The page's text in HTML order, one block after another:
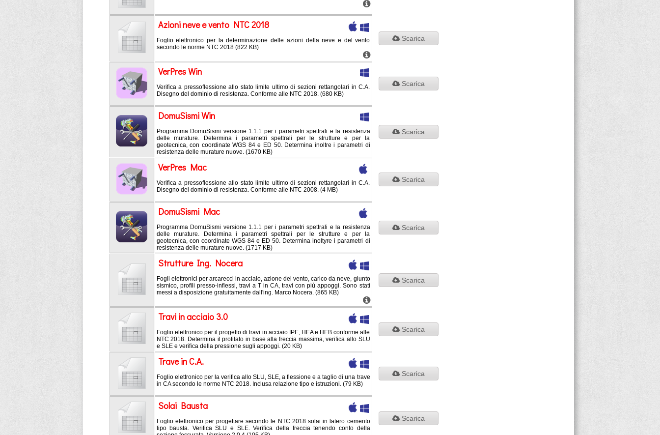
Azioni neve e vento NTC 2018
Foglio elettronico per la determinazione delle azioni della neve e del vento
secondo le norme NTC 2018 (822 KB)
Scarica
VerPres Win
Verifica a pressoflessione allo stato limite ultimo di sezioni rettangolari in C.A.
Disegno del dominio di resistenza. Conforme alle NTC 2018. (680 KB)
Scarica
DomuSismi Win
Programma DomuSismi versione 1.1.1 per i parametri spettrali e la resistenza
delle murature. Determina i parametri spettrali per le strutture e per la
geotecnica, con coordinate WGS 84 e ED 50. Determina inoltre i parametri di
resistenza delle murature nuove. (1670 KB)
Scarica
VerPres Mac
Verifica a pressoflessione allo stato limite ultimo di sezioni rettangolari in C.A.
Disegno del dominio di resistenza. Conforme alle NTC 2008. (4 MB)
Scarica
DomuSismi Mac
Programma DomuSismi versione 1.1.1 per i parametri spettrali e la resistenza
delle murature. Determina i parametri spettrali per le strutture e per la
geotecnica, con coordinate WGS 84 e ED 50. Determina inoltyre i parametri di
resistenza delle murature nuove. (1717 KB)
Scarica
Strutture Ing. Nocera
Fogli elettronici per arcarecci in acciaio, azione del vento, carico da neve, giunto
sismico, profili presso-inflessi, travi a T in CA, travi con più appoggi. Sono stati
messi a disposizione gratuitamente dall'ing. Marco Nocera. (865 KB)
Scarica
Travi in acciaio 3.0
Foglio elettronico per il progetto di travi in acciaio IPE, HEA e HEB conforme alle
NTC 2018. Determina il profilato in base alla freccia massima, verifica allo SLU
e SLE e verifica della pressione sugli appoggi. (20 KB)
Scarica
Trave in C.A.
Foglio elettronico per la verifica allo SLU, SLE, a flessione e a taglio di una trave
in CA secondo le norme NTC 2018. Inclusa relazione tipo e istruzioni. (79 KB)
Scarica
Solai Bausta
Foglio elettronico per progettare secondo le NTC 2018 solai in latero cemento
tipo bausta. Verifica SLU e SLE. Verifica della freccia tenendo conto della
Scarica